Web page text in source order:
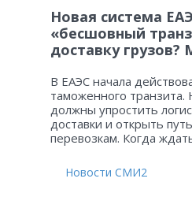
Новая система
«бесшовный
доставку грузов?
В ЕАЭС начала
таможенного транзита.
должны упростить
доставки и открыть
перевозкам. Когда
Новости СМИ2